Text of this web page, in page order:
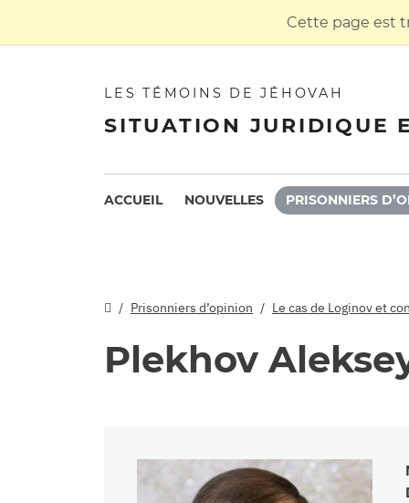
Cette page est
LES TÉMOINS DE JÉHOVAH
SITUATION JURIDIQUE
ACCUEIL NOUVELLES PRISONNIERS
Prisonniers d’opinion Le cas de Loginov et
Plekhov